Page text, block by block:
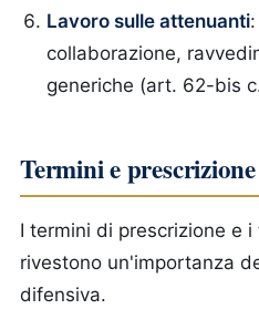
Lavoro sulle attenuanti
collaborazione,
generiche (art. 62-bis
Termini e prescrizione
I termini di prescrizione e
rivestono un'importanza
difensiva.